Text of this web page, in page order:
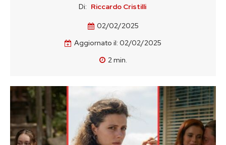
Di: Riccardo Cristilli
02/02/2025
Aggiornato il: 02/02/2025
2min.